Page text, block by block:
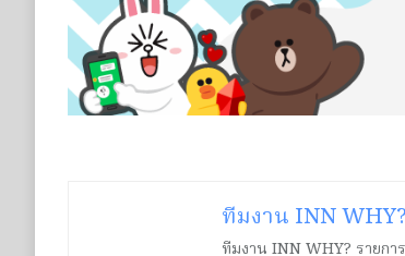
ทีมงาน INN WHY?
ทีมงาน INN WHY? รายก